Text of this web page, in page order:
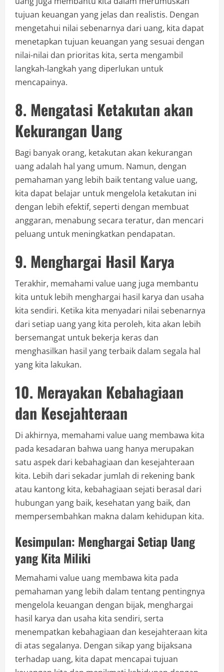
tujuan keuangan yang jelas dan realistis. Dengan
mengetahui nilai sebenarnya dari uang, kita dapat
menetapkan tujuan keuangan yang sesuai dengan
nilai-nilai dan prioritas kita, serta mengambil
langkah-langkah yang diperlukan untuk
mencapainya.
8. Mengatasi Ketakutan akan
Kekurangan Uang
Bagi banyak orang, ketakutan akan kekurangan
uang adalah hal yang umum. Namun, dengan
pemahaman yang lebih baik tentang value uang,
kita dapat belajar untuk mengelola ketakutan ini
dengan lebih efektif, seperti dengan membuat
anggaran, menabung secara teratur, dan mencari
peluang untuk meningkatkan pendapatan.
9. Menghargai Hasil Karya
Terakhir, memahami value uang juga membantu
kita untuk lebih menghargai hasil karya dan usaha
kita sendiri. Ketika kita menyadari nilai sebenarnya
dari setiap uang yang kita peroleh, kita akan lebih
bersemangat untuk bekerja keras dan
menghasilkan hasil yang terbaik dalam segala hal
yang kita lakukan.
10. Merayakan Kebahagiaan
dan Kesejahteraan
Di akhirnya, memahami value uang membawa kita
pada kesadaran bahwa uang hanya merupakan
satu aspek dari kebahagiaan dan kesejahteraan
kita. Lebih dari sekadar jumlah di rekening bank
atau kantong kita, kebahagiaan sejati berasal dari
hubungan yang baik, kesehatan yang baik, dan
mempersembahkan makna dalam kehidupan kita.
Kesimpulan: Menghargai Setiap Uang
yang Kita Miliki
Memahami value uang membawa kita pada
pemahaman yang lebih dalam tentang pentingnya
mengelola keuangan dengan bijak, menghargai
hasil karya dan usaha kita sendiri, serta
menempatkan kebahagiaan dan kesejahteraan kita
di atas segalanya. Dengan sikap yang bijaksana
terhadap uang, kita dapat mencapai tujuan